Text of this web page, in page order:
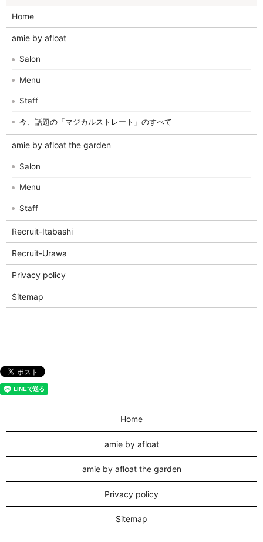
Home
amie by afloat
Salon
Menu
Staff
今、話題の「マジカルストレート」のすべて
amie by afloat the garden
Salon
Menu
Staff
Recruit-Itabashi
Recruit-Urawa
Privacy policy
Sitemap
Home
amie by afloat
amie by afloat the garden
Privacy policy
Sitemap